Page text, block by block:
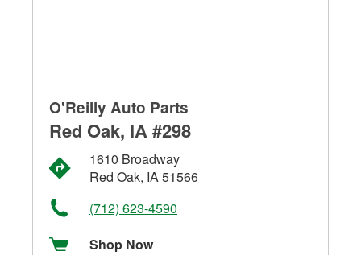
O'Reilly Auto Parts
Red Oak, IA #298
1610 Broadway
Red Oak, IA 51566
(712) 623-4590
Shop Now